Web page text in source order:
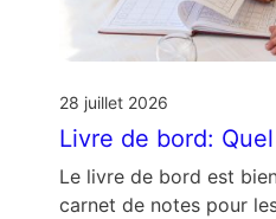
28 juillet 2026
Livre de bord:
Le livre de bord est
carnet de notes pour